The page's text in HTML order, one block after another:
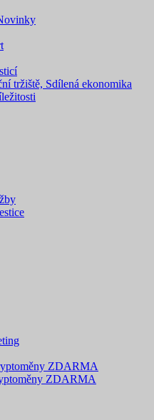
tržiště, Sdílená ekonomika
ZDARMA
ZDARMA